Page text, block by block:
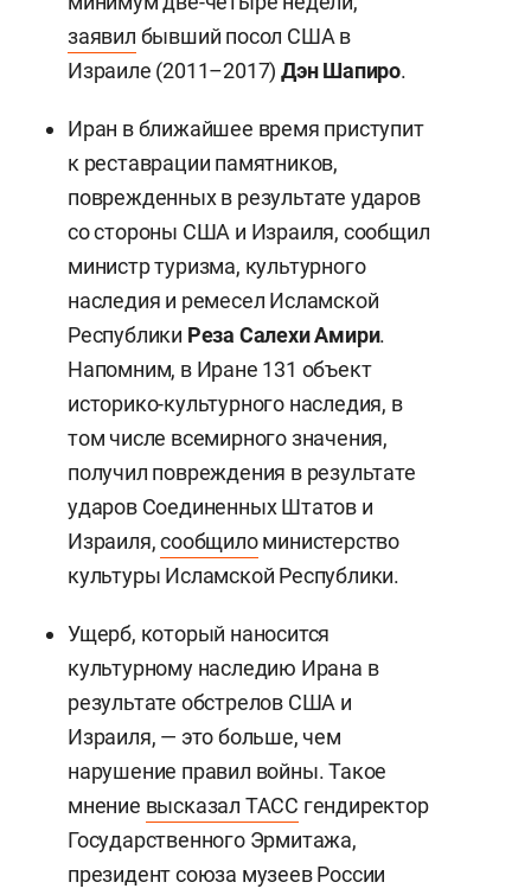
заявил бывший посол США в
Израиле (2011–2017)Дэн Шапиро.
Иран в ближайшее время приступит
к реставрации памятников,
поврежденных в результате ударов
со стороны США и Израиля, сообщил
министр туризма, культурного
наследия и ремесел Исламской
Республики Реза Салехи Амири.
Напомним, в Иране 131 объект
историко-культурного наследия, в
том числе всемирного значения,
получил повреждения в результате
ударов Соединенных Штатов и
Израиля,сообщиломинистерство
культуры Исламской Республики.
Ущерб, который наносится
культурному наследию Ирана в
результате обстрелов США и
Израиля, — это больше, чем
нарушение правил войны. Такое
мнение высказал ТАСС гендиректор
Государственного Эрмитажа,
президент союза музеев России